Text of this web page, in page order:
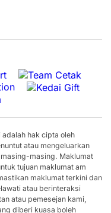
hak cipta oleh
atau mengeluarkan
masing. Maklumat
tujuan maklumat am
maklumat terkini dan
atau berinteraksi
atau pemesejan kami,
diberi kuasa boleh